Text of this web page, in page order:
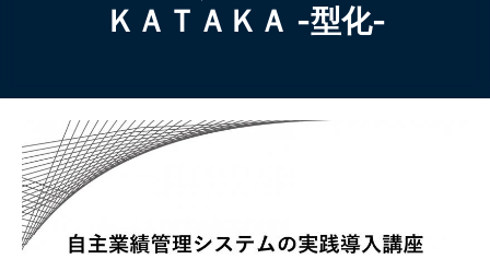
ＫＡＴＡＫＡ -型化-